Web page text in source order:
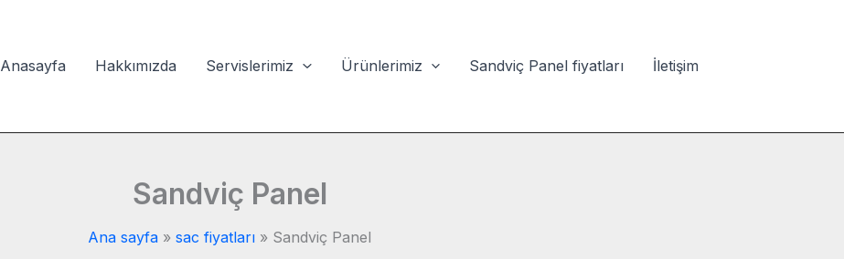
Anasayfa
Hakkımızda Servislerimiz Ürünlerimiz Sandviç Panel fiyatları İletişim
Sandviç Panel
Ana sayfa sac fiyatları Sandviç Panel